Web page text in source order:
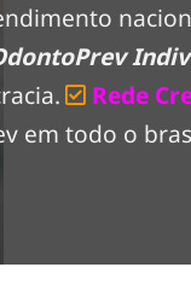
Rede
em todo o